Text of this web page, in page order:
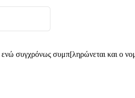
ενώ συγχρόνως συμπ[ληρώνεται και ο